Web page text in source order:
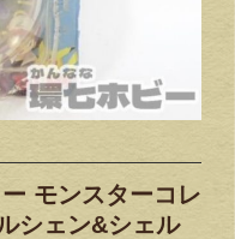
モンスターコレ
シェン&シェル